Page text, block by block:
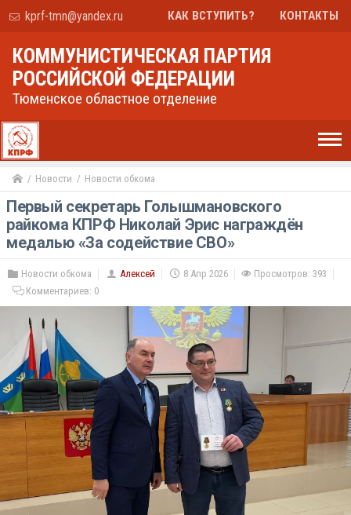
kprf-tmn@yandex.ru КАК ВСТУПИТЬ? КОНТАКТЫ
КОММУНИСТИЧЕСКАЯ ПАРТИЯ
РОССИЙСКОЙ ФЕДЕРАЦИИ
Тюменское областное отделение
Новости Новости обкома
Первый секретарь Голышмановского
райкома КПРФ Николай Эрис награждён
медалью «За содействие СВО»
Новости обкома Алексей 8 Апр 2026
Просмотров: 393
Комментариев: 0